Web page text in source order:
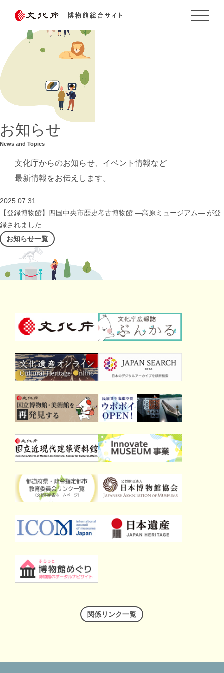
お知らせ
News and Topics
文化庁からのお知らせ、イベント情報など
最新情報をお伝えします。
2025.07.31
【登録博物館】四国中央市歴史考古博物館 ―高原ミュージアム― が登
録されました
お知らせ一覧
関係リンク一覧